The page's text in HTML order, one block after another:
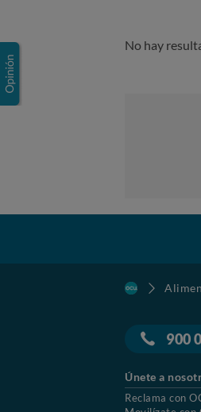
No hay
900
Únete a
Reclama con